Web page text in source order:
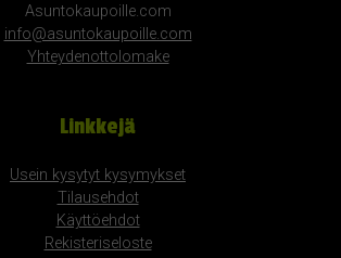
Asuntokaupoille.com
info@asuntokaupoille.com
Yhteydenottolomake
Linkkejä
Usein kysytyt kysymykset
Tilausehdot
Käyttöehdot
Rekisteriseloste